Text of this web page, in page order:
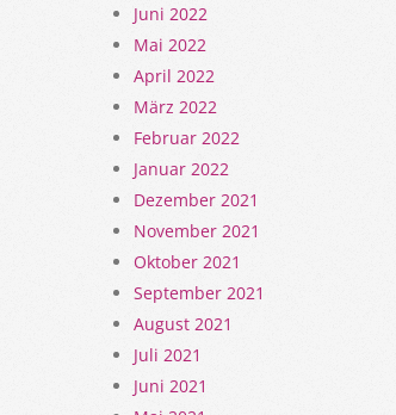
Juni 2022
Mai 2022
April 2022
März 2022
Februar 2022
Januar 2022
Dezember 2021
November 2021
Oktober 2021
September 2021
August 2021
Juli 2021
Juni 2021